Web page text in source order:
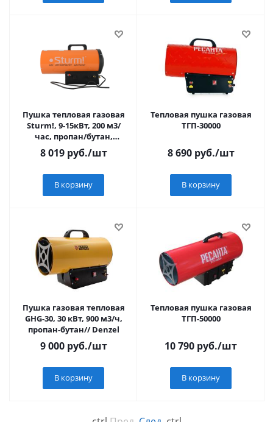
Пушка тепловая газовая
Sturm!, 9-15кВт, 200 м3/
час, пропан/бутан,
пьезоподжиг, регул.
8 019руб./шт
В корзину
Тепловая пушка газовая
ТГП-30000
8 690руб./шт
В корзину
Пушка газовая тепловая
GHG-30, 30 кВт, 900 м3/ч,
пропан-бутан// Denzel
9 000руб./шт
В корзину
Тепловая пушка газовая
ТГП-50000
10 790 руб./шт
В корзину